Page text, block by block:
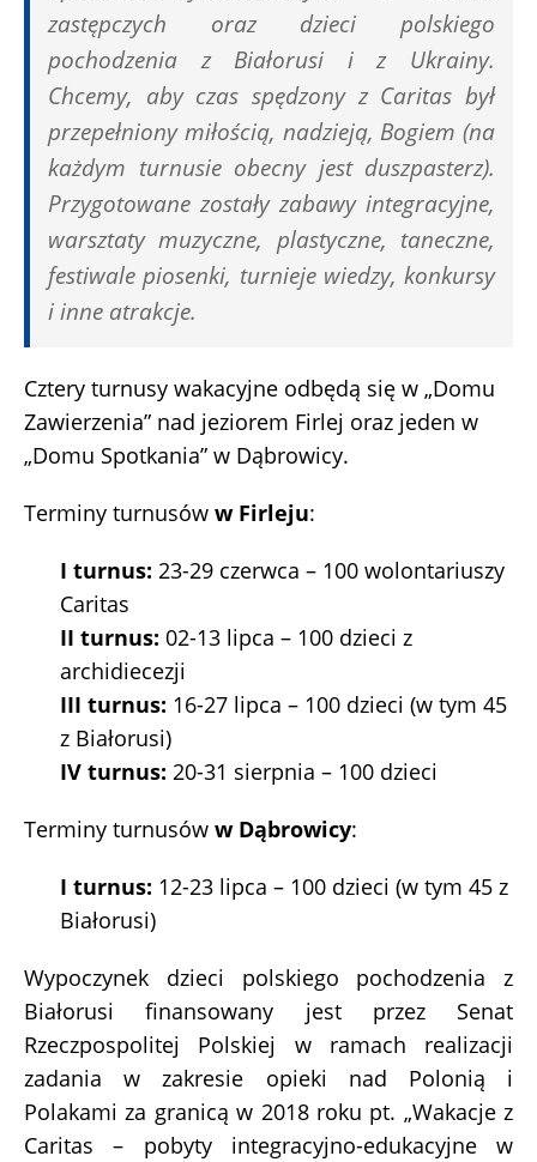
zastępczych oraz dzieci polskiego
pochodzenia z Białorusi i z Ukrainy.
Chcemy, aby czas spędzony z Caritas był
przepełniony miłością, nadzieją, Bogiem (na
każdym turnusie obecny jest duszpasterz).
Przygotowane zostały zabawy integracyjne,
warsztaty muzyczne, plastyczne, taneczne,
festiwale piosenki, turnieje wiedzy, konkursy
i inne atrakcje.
Cztery turnusy wakacyjne odbędą się w „Domu
Zawierzenia” nad jeziorem Firlej oraz jeden w
„Domu Spotkania” w Dąbrowicy.
Terminy turnusów w Firleju:
I turnus: 23-29 czerwca – 100 wolontariuszy
Caritas
II turnus: 02-13 lipca – 100 dzieci z
archidiecezji
III turnus: 16-27 lipca – 100 dzieci (w tym 45
z Białorusi)
IV turnus: 20-31 sierpnia – 100 dzieci
Terminy turnusów w Dąbrowicy:
I turnus: 12-23 lipca – 100 dzieci (w tym 45 z
Białorusi)
Wypoczynek dzieci polskiego pochodzenia z
Białorusi finansowany jest przez Senat
Rzeczpospolitej Polskiej w ramach realizacji
zadania w zakresie opieki nad Polonią i
Polakami za granicą w 2018 roku pt. „Wakacje z
Caritas – pobyty integracyjno-edukacyjne w